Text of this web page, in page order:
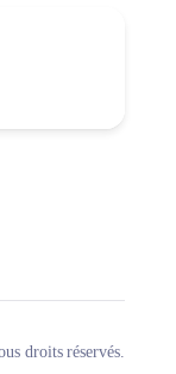
droits réservés.